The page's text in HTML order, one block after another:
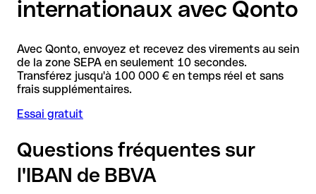
internationaux avec Qonto
Avec Qonto, envoyez et recevez des virements au sein
de la zone SEPA en seulement 10 secondes.
Transférez jusqu'à 100 000 € en temps réel et sans
frais supplémentaires.
Essai gratuit
Questions fréquentes sur
l'IBAN de BBVA